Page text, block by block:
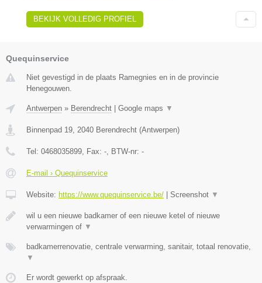
BEKIJK VOLLEDIG PROFIEL
Quequinservice
Niet gevestigd in de plaats Ramegnies en in de provincie
Henegouwen.
Antwerpen » Berendrecht Google maps ▼
Binnenpad 19, 2040 Berendrecht (Antwerpen)
Tel: 0468035899, Fax: -, BTW-nr: -
E-mail › Quequinservice
Website: https://www.quequinservice.be/ Screenshot ▼
wil u een nieuwe badkamer of een nieuwe ketel of nieuwe
verwarmingen of ▼
badkamerrenovatie, centrale verwarming, sanitair, totaal renovatie,
▼
Er wordt gewerkt op afspraak.